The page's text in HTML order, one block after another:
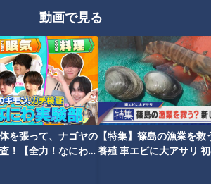
動画で見る
を張って、ナゴヤの
！【全力！なにわ実
【特集】篠島の漁業を救
養殖 車エビに大アサリ
教えマスター
って、僕1回も言ったことないですけど